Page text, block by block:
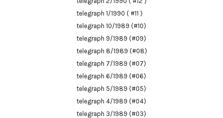
telegraph 1/1990 ( #11 )
telegraph 10/1989 (#10)
telegraph 9/1989 (#09)
telegraph 8/1989 (#08)
telegraph 7/1989 (#07)
telegraph 6/1989 (#06)
telegraph 5/1989 (#05)
telegraph 4/1989 (#04)
telegraph 3/1989 (#03)